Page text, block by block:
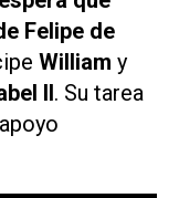
Felipe de
William y
II. Su tarea